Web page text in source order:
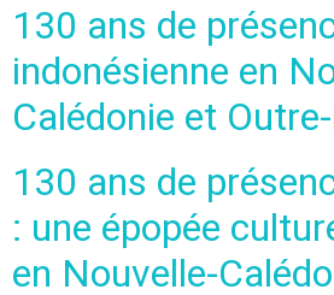
130 ans de
indonésienne en
Calédonie et
130 ans de
: une épopée
en Nouvelle-